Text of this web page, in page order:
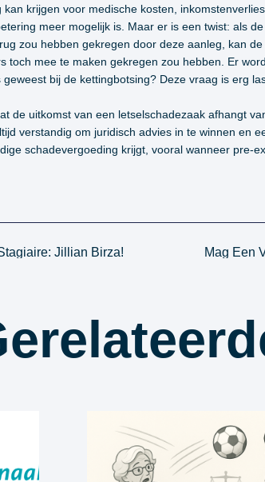
krijgen voor medische kosten,
meer mogelijk is. Maar er is een twist: als
zou hebben gekregen door deze aanleg, kan
toch mee te maken gekregen zou hebben. Er
bij de kettingbotsing? Deze vraag is erg
de uitkomst van een letselschadezaak afhangt
verstandig om juridisch advies in te winnen en
schadevergoeding krijgt, vooral wanneer pre-
Jillian Birza!